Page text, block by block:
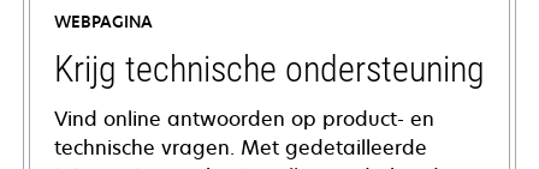
WEBPAGINA
Krijg technische ondersteuning
Vind online antwoorden op product- en
technische vragen. Met gedetailleerde